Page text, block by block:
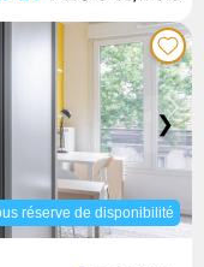
❯
réserve de disponibilité